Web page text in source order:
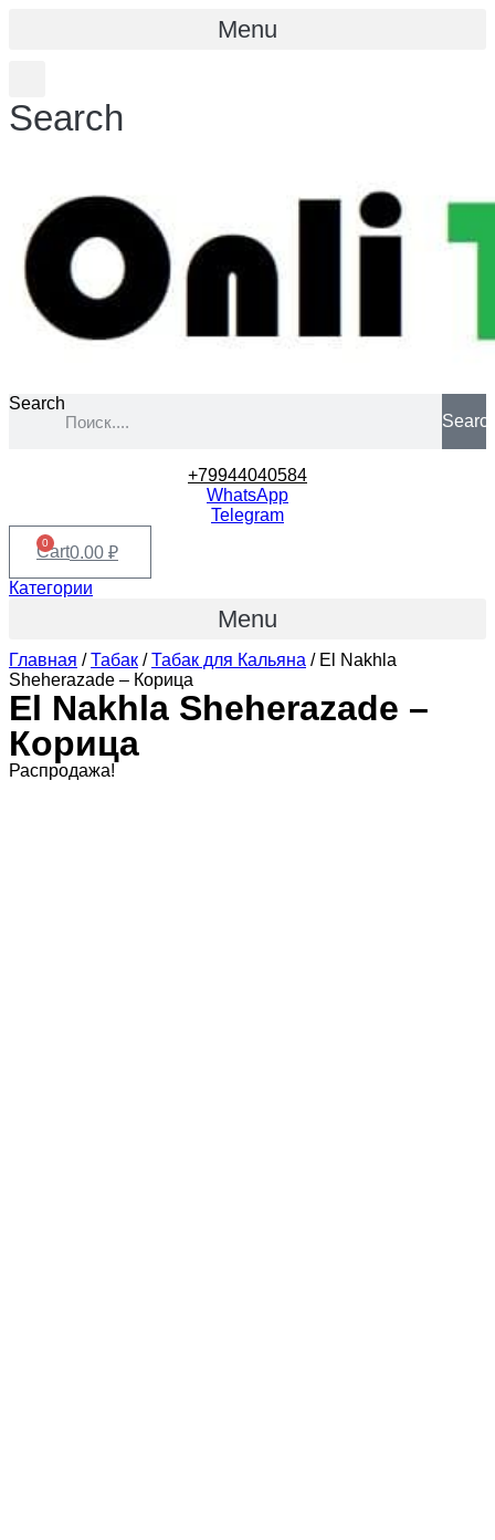
Menu
Search
Search
+79944040584
WhatsApp
Telegram
0.00 ₽
0
Cart
Категории
Menu
Главная /Табак /Табак для Кальяна / El Nakhla
Sheherazade – Корица
El Nakhla Sheherazade –
Корица
Распродажа!